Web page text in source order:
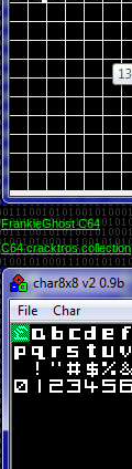
FrankieGhost C64
C64 cracktros collection